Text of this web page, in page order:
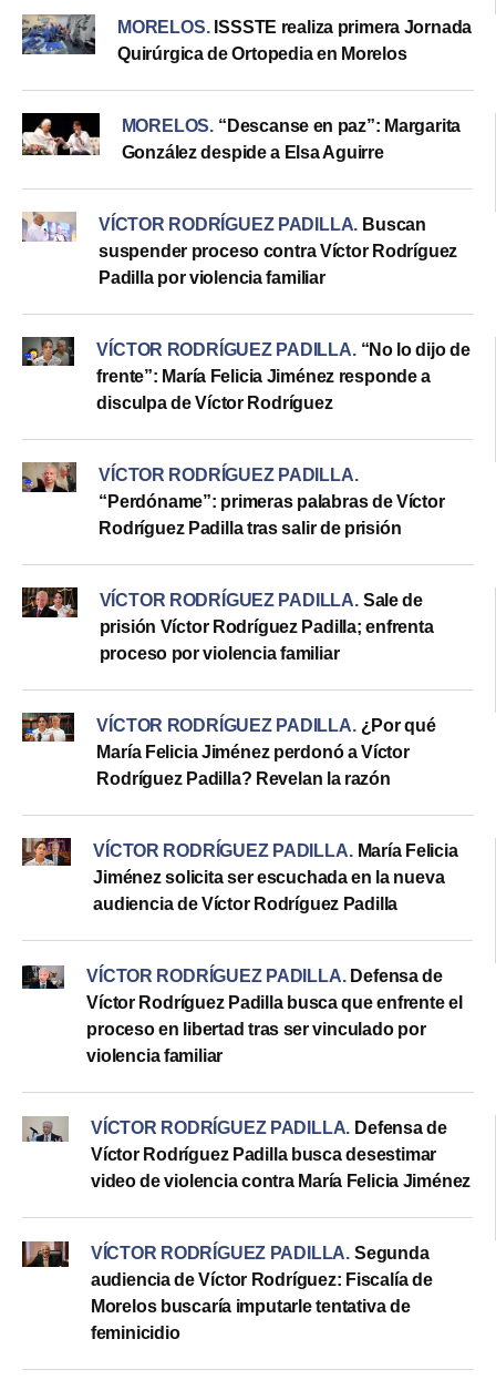
MORELOS. ISSSTE realiza primera Jornada
Quirúrgica de Ortopedia en Morelos
MORELOS. “Descanse en paz”: Margarita
González despide a Elsa Aguirre
VÍCTOR RODRÍGUEZ PADILLA. Buscan
suspender proceso contra Víctor Rodríguez
Padilla por violencia familiar
VÍCTOR RODRÍGUEZ PADILLA. “No lo dijo de
frente”: María Felicia Jiménez responde a
disculpa de Víctor Rodríguez
VÍCTOR RODRÍGUEZ PADILLA.
“Perdóname”: primeras palabras de Víctor
Rodríguez Padilla tras salir de prisión
VÍCTOR RODRÍGUEZ PADILLA. Sale de
prisión Víctor Rodríguez Padilla; enfrenta
proceso por violencia familiar
VÍCTOR RODRÍGUEZ PADILLA. ¿Por qué
María Felicia Jiménez perdonó a Víctor
Rodríguez Padilla? Revelan la razón
VÍCTOR RODRÍGUEZ PADILLA. María Felicia
Jiménez solicita ser escuchada en la nueva
audiencia de Víctor Rodríguez Padilla
VÍCTOR RODRÍGUEZ PADILLA. Defensa de
Víctor Rodríguez Padilla busca que enfrente el
proceso en libertad tras ser vinculado por
violencia familiar
VÍCTOR RODRÍGUEZ PADILLA. Defensa de
Víctor Rodríguez Padilla busca desestimar
video de violencia contra María Felicia Jiménez
VÍCTOR RODRÍGUEZ PADILLA. Segunda
audiencia de Víctor Rodríguez: Fiscalía de
Morelos buscaría imputarle tentativa de
feminicidio